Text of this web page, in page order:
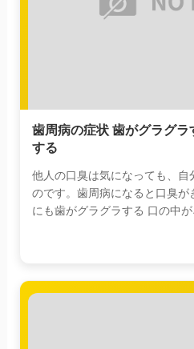
歯周病の症状 歯がグラグ
する
他人の口臭は気になっても、自
のです。歯周病になると口臭
にも歯がグラグラする 口の中が